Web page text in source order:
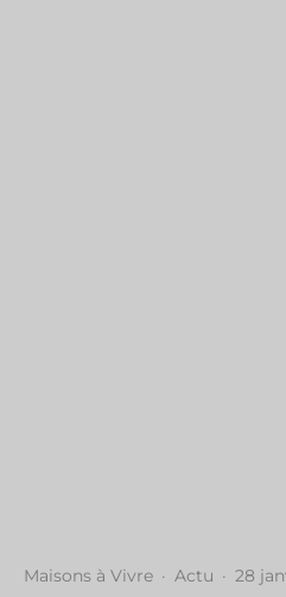
Maisons à Vivre · Actu · 28